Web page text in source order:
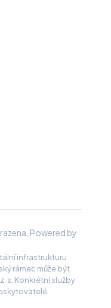
Powered by
infrastrukturu
rámec může být
s. Konkrétní služby